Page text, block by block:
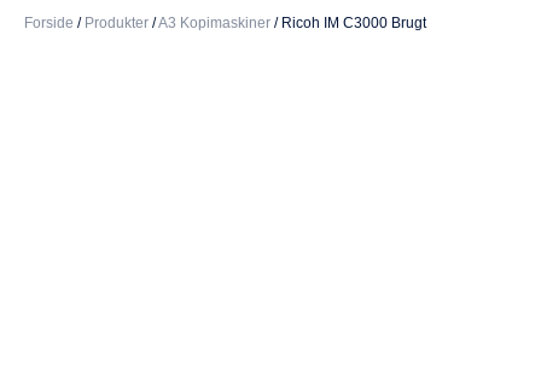
Forside / Produkter /A3 Kopimaskiner / Ricoh IM C3000 Brugt